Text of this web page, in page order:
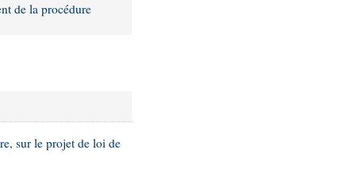
de la procédure
sur le projet de loi de